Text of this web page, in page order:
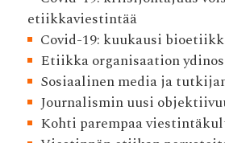
etiikkaviestintää
Covid-19: kuukausi
Etiikka organisaation
Sosiaalinen media ja
Journalismin uusi
Kohti parempaa